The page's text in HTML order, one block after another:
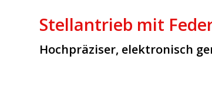
Stellantrieb mit
Hochpräziser, elektronisch